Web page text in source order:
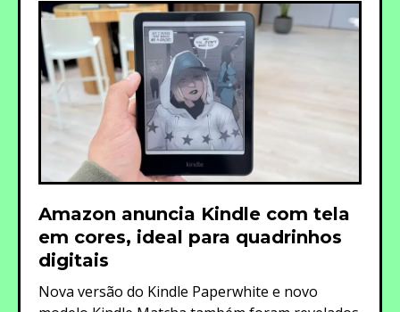
Amazon anuncia Kindle com tela
em cores, ideal para quadrinhos
digitais
Nova versão do Kindle Paperwhite e novo